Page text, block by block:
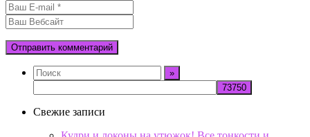
Свежие записи